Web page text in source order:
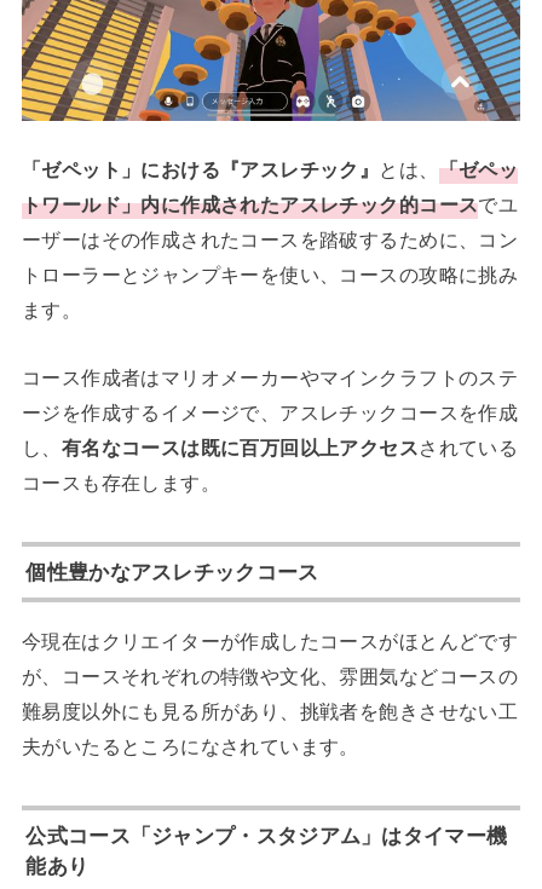
「ゼペット」における『アスレチック』 とは、 「ゼペッ
トワールド」内に作成されたアスレチック的コースでユ
ーザーはその作成されたコースを踏破するために、コン
トローラーとジャンプキーを使い、コースの攻略に挑み
ます。
コース作成者はマリオメーカーやマインクラフトのステ
ージを作成するイメージで、アスレチックコースを作成
し、 有名なコースは既に百万回以上アクセス されている
コースも存在します。
個性豊かなアスレチックコース
今現在はクリエイターが作成したコースがほとんどです
が、コースそれぞれの特徴や文化、雰囲気などコースの
難易度以外にも見る所があり、挑戦者を飽きさせない工
夫がいたるところになされています。
公式コース「ジャンプ・スタジアム」はタイマー機
能あり